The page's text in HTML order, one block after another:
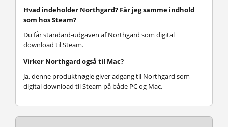
Hvad indeholder Northgard? Får jeg samme indhold
som hos Steam?
Du får standard-udgaven af Northgard som digital
download til Steam.
Virker Northgard også til Mac?
Ja, denne produktnøgle giver adgang til Northgard som
digital download til Steam på både PC og Mac.